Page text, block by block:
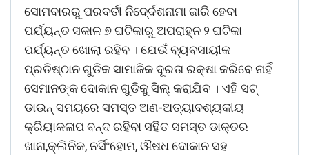
ସୋମବାରରୁ ପରବର୍ତୀ ନିଦେ୍ର୍ଦଶନାମା ଜାରି ହେବା
ପର୍ଯ୍ୟନ୍ତ ସକାଳ ୭ ଘଟିକାରୁ ଅପରାହ୍ନ ୨ ଘଟିକା
ପର୍ଯ୍ୟନ୍ତ ଖୋଲା ରହିବ । ଯେଉଁ ବ୍ୟବସାୟୀକ
ପ୍ରତିଷ୍ଠାନ ଗୁଡିକ ସାମାଜିକ ଦୂରତା ରକ୍ଷା କରିବେ ନାହିଁ
ସେମାନଙ୍କ ଦୋକାନ ଗୁଡିକୁ ସିଲ୍ କରାଯିବ । ଏହି ସଟ୍
ଡାଉନ୍ ସମୟରେ ସମସ୍ତ ଅଣ-ଅତ୍ୟାବଶ୍ୟକୀୟ
କ୍ରିୟାକଳାପ ବନ୍ଦ ରହିବା ସହିତ ସମସ୍ତ ଡାକ୍ତର
ଖାନା,କ୍ଲିନିକ, ନର୍ସିଂହୋମ, ଔଷଧ ଦୋକାନ ସହ